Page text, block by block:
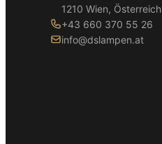
1210 Wien, Österreich
+43 660 370 55 26
info@dslampen.at